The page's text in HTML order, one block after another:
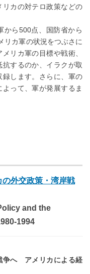
カの対テロ政策などの
から500点、国防省から
リカ軍の状況をつぶさに
リカ軍の目標や戦術、
するのか、イラクが取
録します。さらに、軍の
って、軍が発展するま
外交政策・湾岸戦
and the
1994
争へ アメリカによる経